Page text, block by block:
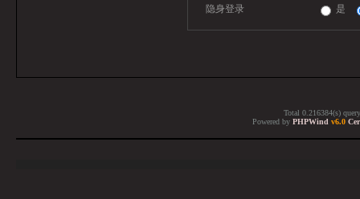
隐身登录 是
Total 0.216384(s)
Powered by PHPWind v6.0